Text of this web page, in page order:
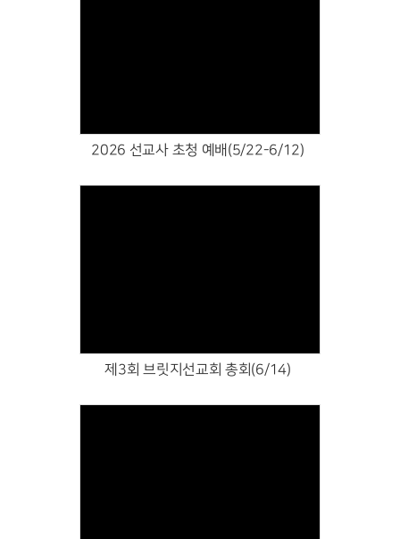
2026 선교사 초청 예배(5/22-6/12)
제3회 브릿지선교회 총회(6/14)